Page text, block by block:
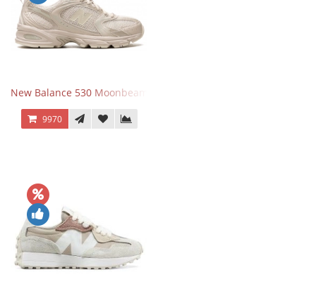
New Balance 530 Moonbeam Sea Salt
9970